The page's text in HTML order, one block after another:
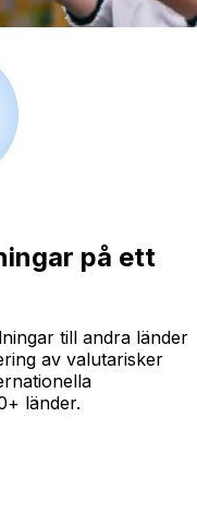
på ett
till andra länder
av valutarisker
länder.